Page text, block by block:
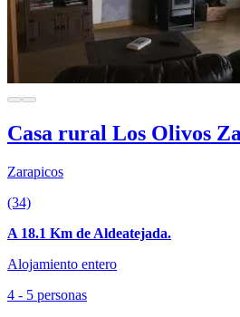
Casa rural Los Olivos
Zarapicos
(34)
A 18.1 Km de Aldeatejada.
Alojamiento entero
4 - 5 personas